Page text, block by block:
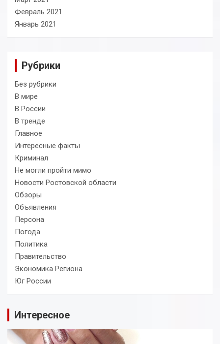
Февраль 2021
Январь 2021
Рубрики
Без рубрики
В мире
В России
В тренде
Главное
Интересные факты
Криминал
Не могли пройти мимо
Новости Ростовской области
Обзоры
Объявления
Персона
Погода
Политика
Правительство
Экономика Региона
Юг России
Интересное